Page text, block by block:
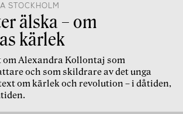
STOCKHOLM
älska – om
kärlek
om Alexandra Kollontaj som
och som skildrare av det unga
om kärlek och revolution – i dåtiden,